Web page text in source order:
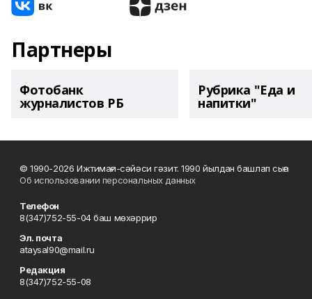
Партнеры
Фотобанк
журналистов РБ
Рубрика "Еда и
напитки"
© 1990-2026 Ижтимағи-сәйәси гәзит. 1990 йылдан башлап сыға
Об использовании персональных данных
Телефон
8(347)752-55-04 баш мөхәррир
Эл. почта
ataysal90@mail.ru
Редакция
8(347)752-55-08